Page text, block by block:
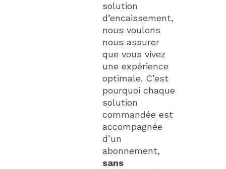
solution
d’encaissement,
nous voulons
nous assurer
que vous vivez
une expérience
optimale. C’est
pourquoi chaque
solution
commandée est
accompagnée
d’un
abonnement,
sans